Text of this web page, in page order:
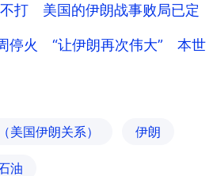
打 美国的伊朗战事败局已定
停火 “让伊朗再次伟大” 本世
美国伊朗关系） 伊朗
油